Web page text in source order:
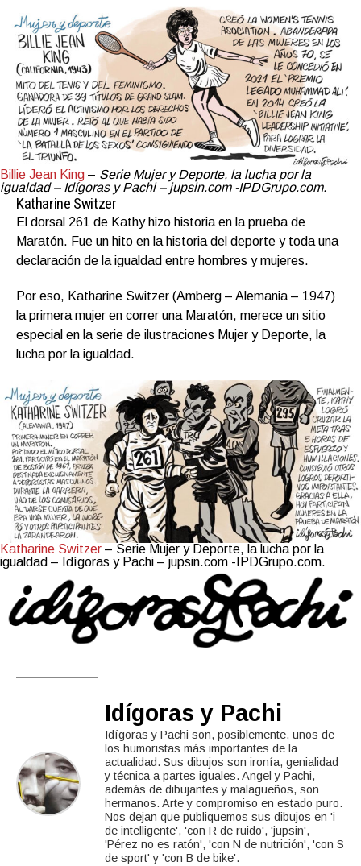
Billie Jean King – Serie Mujer y Deporte, la lucha por la
igualdad – Idígoras y Pachi – jupsin.com -IPDGrupo.com.
Katharine Switzer
El dorsal 261 de Kathy hizo historia en la prueba de
Maratón. Fue un hito en la historia del deporte y toda una
declaración de la igualdad entre hombres y mujeres.
Por eso, Katharine Switzer (Amberg – Alemania – 1947)
la primera mujer en correr una Maratón, merece un sitio
especial en la serie de ilustraciones Mujer y Deporte, la
lucha por la igualdad.
Katharine Switzer – Serie Mujer y Deporte, la lucha por la
igualdad – Idígoras y Pachi – jupsin.com -IPDGrupo.com.
Idígoras y Pachi
Idígoras y Pachi son, posiblemente, unos de
los humoristas más importantes de la
actualidad. Sus dibujos son ironía, genialidad
y técnica a partes iguales. Angel y Pachi,
además de dibujantes y malagueños, son
hermanos. Arte y compromiso en estado puro.
Nos dejan que publiquemos sus dibujos en 'i
de intelligente', 'con R de ruido', 'jupsin',
'Pérez no es ratón', 'con N de nutrición', 'con S
de sport' y 'con B de bike'.